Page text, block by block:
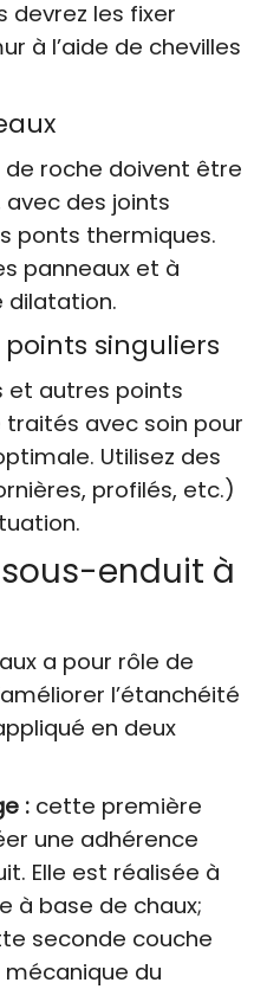
devrez les fixer
à l’aide de chevilles
de roche doivent être
des joints
ponts thermiques.
panneaux et à
dilatation.
singuliers
et autres points
avec soin pour
Utilisez des
profilés, etc.)
enduit à
a pour rôle de
l’étanchéité
en deux
: cette première
une adhérence
Elle est réalisée à
à base de chaux;
seconde couche
du